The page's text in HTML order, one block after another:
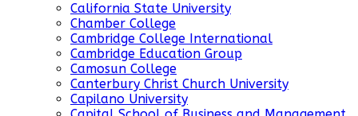
California State University
Chamber College
Cambridge College International
Cambridge Education Group
Camosun College
Canterbury Christ Church University
Capilano University